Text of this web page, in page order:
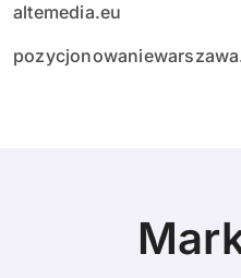
altemedia.eu